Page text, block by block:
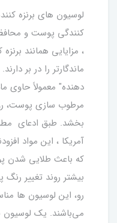
لوسیون های برنزه
کنندگی پوست و
، مزایایی همانند
ماندگارتر را در بر
دهنده" معمولاً حاوی
مرطوب سازی پوست،
بخشد. طبق ادعای
آمریکا ، این مواد
که باعث طلایی
بیشتر روند تغییر
رو، این لوسیون ها
می‌باشند. یک لوسیون